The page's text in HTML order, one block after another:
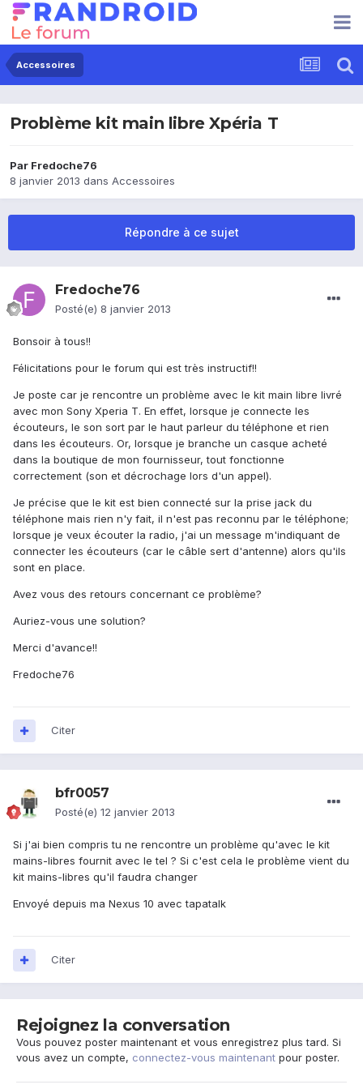
Accessoires
Problème kit main libre Xpéria T
Par Fredoche76
8 janvier 2013 dans Accessoires
Répondre à ce sujet
Fredoche76
Posté(e) 8 janvier 2013
Bonsoir à tous!!
Félicitations pour le forum qui est très instructif!!
Je poste car je rencontre un problème avec le kit main libre livré
avec mon Sony Xperia T. En effet, lorsque je connecte les
écouteurs, le son sort par le haut parleur du téléphone et rien
dans les écouteurs. Or, lorsque je branche un casque acheté
dans la boutique de mon fournisseur, tout fonctionne
correctement (son et décrochage lors d'un appel).
Je précise que le kit est bien connecté sur la prise jack du
téléphone mais rien n'y fait, il n'est pas reconnu par le téléphone;
lorsque je veux écouter la radio, j'ai un message m'indiquant de
connecter les écouteurs (car le câble sert d'antenne) alors qu'ils
sont en place.
Avez vous des retours concernant ce problème?
Auriez-vous une solution?
Merci d'avance!!
Fredoche76
Citer
bfr0057
Posté(e) 12 janvier 2013
Si j'ai bien compris tu ne rencontre un problème qu'avec le kit
mains-libres fournit avec le tel ? Si c'est cela le problème vient du
kit mains-libres qu'il faudra changer
Envoyé depuis ma Nexus 10 avec tapatalk
Citer
Rejoignez la conversation
Vous pouvez poster maintenant et vous enregistrez plus tard. Si
vous avez un compte, connectez-vous maintenant pour poster.